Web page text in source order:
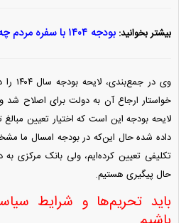
بیشتر بخوانید: بودجه ۱۴۰۴ با سفره مردم چه می‌کند؟
وی
خواستار ارجاع آن به دولت برای اصلاح
لایحه بودجه این است که اختیار تعیین
داده شده حال این‌که در بودجه امسال ما
تکلیفی تعیین کرده‌ایم، ولی بانک مرکزی به
حال پیگیری هستیم.
باید تحریم‌ها و شرایط